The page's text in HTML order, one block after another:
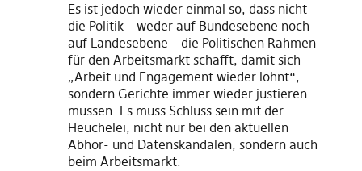
Es ist jedoch wieder einmal so, dass nicht
die Politik – weder auf Bundesebene noch
auf Landesebene – die Politischen Rahmen
für den Arbeitsmarkt schafft, damit sich
„Arbeit und Engagement wieder lohnt“,
sondern Gerichte immer wieder justieren
müssen. Es muss Schluss sein mit der
Heuchelei, nicht nur bei den aktuellen
Abhör- und Datenskandalen, sondern auch
beim Arbeitsmarkt.